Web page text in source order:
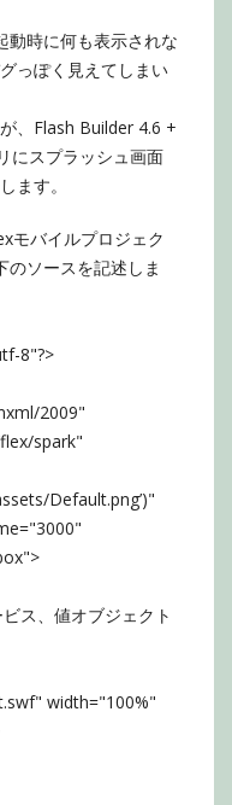
動時に何も表示されな
っぽく見えてしまい
、Flash Builder 4.6 +
にスプラッシュ画面
ます。
モバイルプロジェク
のソースを記述しま
8"?>
2009"
spark"
Default.png’)"
ス、値オブジェクト
width="100%"